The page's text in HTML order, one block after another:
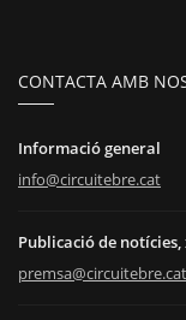
CONTACTA AMB
Informació general
info@circuitebre.cat
Publicació de notícies,
premsa@circuitebre.cat